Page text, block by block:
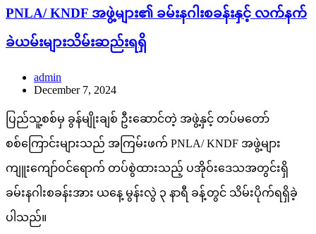
PNLA/ KNDF အဖွဲ့များ၏ ခမ်းနဂါးစခန်းနှင့် လက်နက်
ခဲယမ်းများသိမ်းဆည်းရရှိ
admin
December 7, 2024
ပြည်သူ့စစ်မှ ခွန်မျိုးချစ် ဦးဆောင်တဲ့ အဖွဲ့နှင့် တပ်မတော်
စစ်ကြောင်းများသည် အကြမ်းဖက် PNLA/ KNDF အဖွဲ့များ
ကျူးကျော်ဝင်ရောက် တပ်စွဲထားသည့် ပအိုဝ်းဒေသအတွင်းရှိ
ခမ်းနဂါးစခန်းအား ယနေ့ မွန်းလွဲ ၃ နာရီ ခန့်တွင် သိမ်းပိုက်ရရှိခဲ့
ပါသည်။